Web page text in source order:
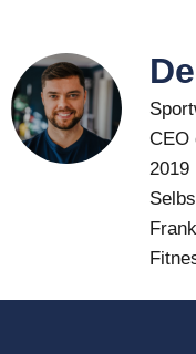
CEO
2019